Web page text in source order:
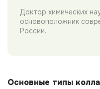
Доктор химических
основоположник
России.
Основные типы